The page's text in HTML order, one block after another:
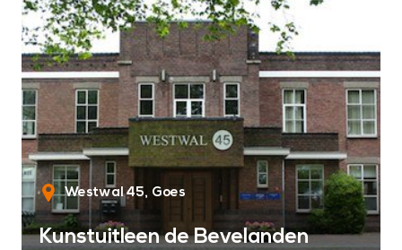
Westwal 45 Goes
Kunstuitleen de Bevelanden